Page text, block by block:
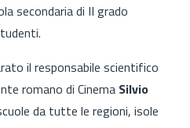
secondaria di II grado
il responsabile scientifico
romano di Cinema Silvio
da tutte le regioni, isole